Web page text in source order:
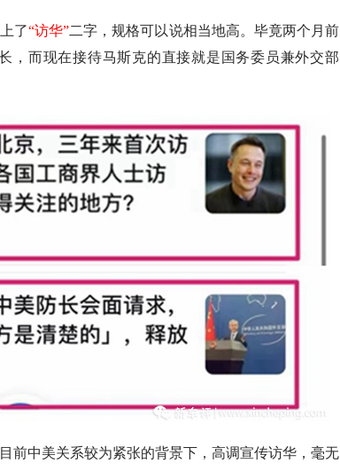
了“访华”二字，规格可以说相当地高。毕竟两个月前
，而现在接待马斯克的直接就是国务委员兼外交部
前中美关系较为紧张的背景下，高调宣传访华，毫无